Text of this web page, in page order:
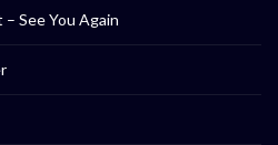
See You Again